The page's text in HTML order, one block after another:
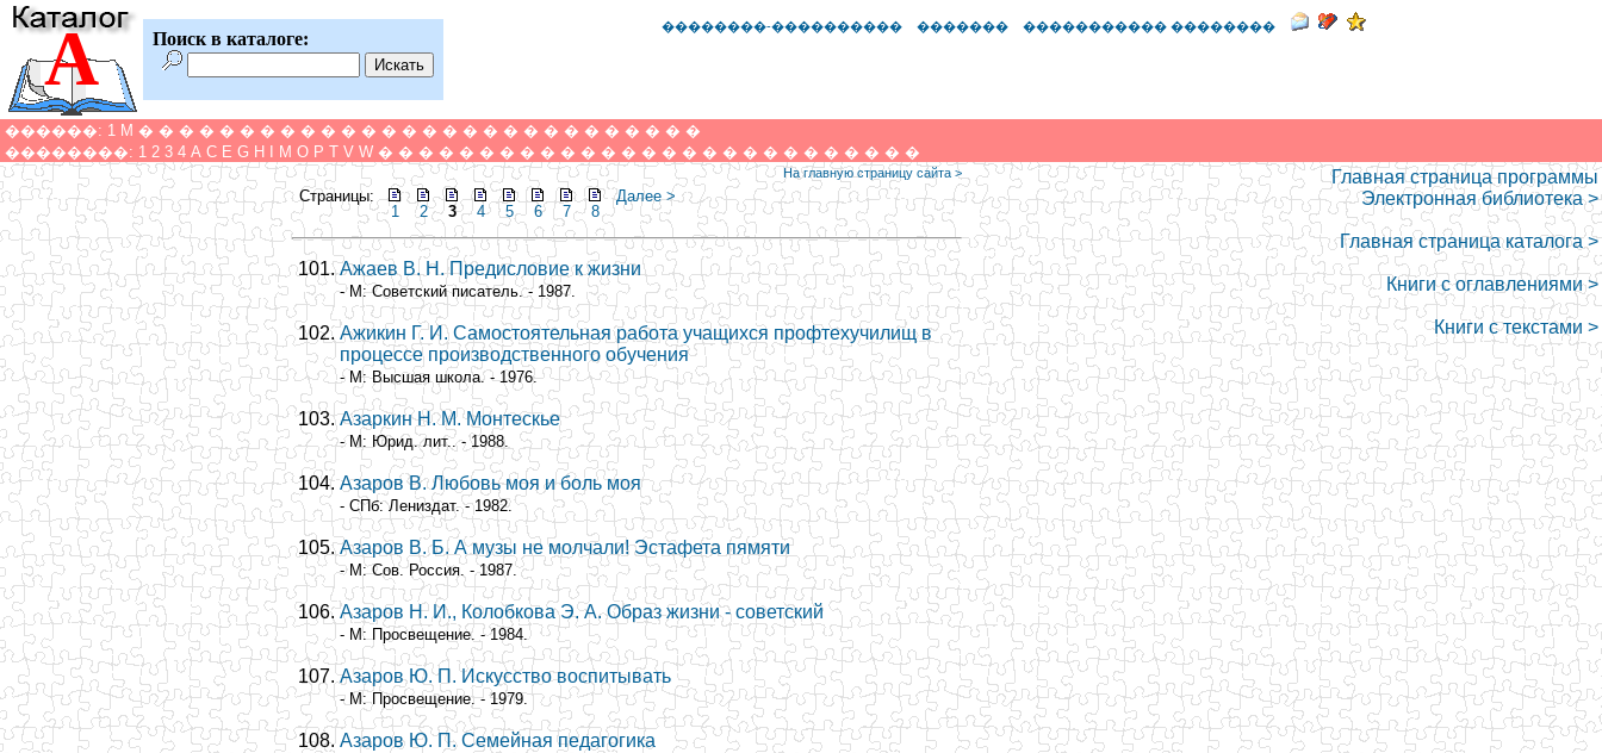
А Поиск в каталоге:
��������-���������� ������� ����������� ��������
������: 1 M � � � � � � � � � � � � � � � � � � � � � � � � � � � �
��������: 1 2 3 4 A C E G H M O P T V W � � � � � � � � � � � � � � � � � � � � � � � � � � �
На главную страницу сайта >
Страницы:
1
2 3 4 5 6 7 8
Далее >
Ажаев В. Н. Предисловие к жизни
- М: Советский писатель. - 1987.
Ажикин Г. И. Самостоятельная работа учащихся профтехучилищ в
процессе производственного обучения
- М: Высшая школа. - 1976.
Азаркин Н. М. Монтескье
- М: Юрид. лит.. - 1988.
Азаров В. Любовь моя и боль моя
- СПб: Лениздат. - 1982.
Азаров В. Б. А музы не молчали! Эстафета пямяти
- М: Сов. Россия. - 1987.
Азаров Н. И., Колобкова Э. А. Образ жизни - советский
- М: Просвещение. - 1984.
Азаров Ю. П. Искусство воспитывать
- М: Просвещение. - 1979.
Азаров Ю. П. Семейная педагогика
Главная страница программы
Электронная библиотека >
Главная страница каталога >
Книги с оглавлениями >
Книги с текстами >